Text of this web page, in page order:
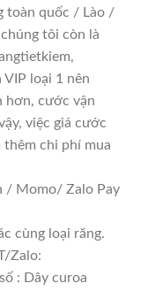
toàn quốc / Lào /
tôi còn là
loại 1 nên
hơn, cước vận
việc giá cước
thêm chi phí mua
/ Momo/ Zalo Pay
cùng loại răng.
Zalo:
: Dây curoa